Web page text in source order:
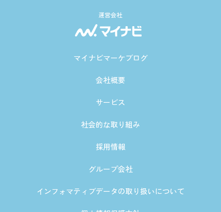
運営会社
マイナビマーケブログ
会社概要
サービス
社会的な取り組み
採用情報
グループ会社
インフォマティブデータの取り扱いについて